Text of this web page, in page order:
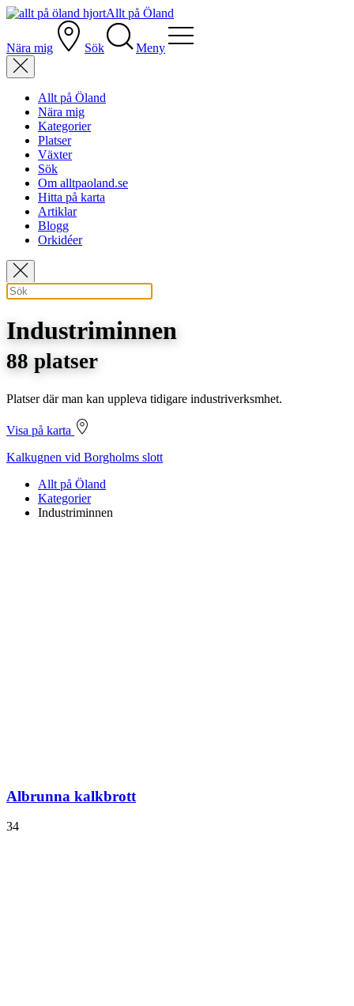
Allt på Öland
Nära mig Sök Meny
Allt på Öland
Nära mig
Kategorier
Platser
Växter
Sök
Om alltpaoland.se
Hitta på karta
Artiklar
Blogg
Orkidéer
Industriminnen
88 platser
Platser där man kan uppleva tidigare industriverksmhet.
Visa på karta
Kalkugnen vid Borgholms slott
Allt på Öland
Kategorier
Industriminnen
Albrunna kalkbrott
34